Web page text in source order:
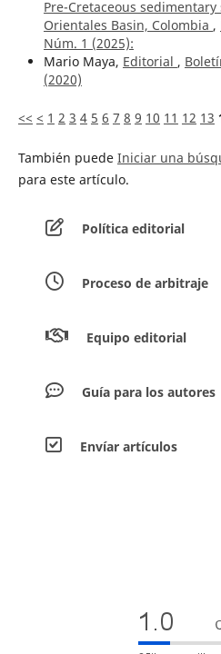
Pre-Cretaceous
Orientales Basin, Colombia ,
Núm. 1 (2025):
Mario Maya, Editorial ,
(2020)
<< < 1 2 3 4 5 6 7 8 9 10 11 12 13
También puede Iniciar una
para este artículo.
Política editorial
Proceso de arbitraje
Equipo editorial
Guía para los autores
Envíar artículos